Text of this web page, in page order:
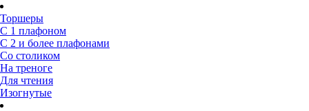
Торшеры
С 1 плафоном
С 2 и более плафонами
Со столиком
На треноге
Для чтения
Изогнутые